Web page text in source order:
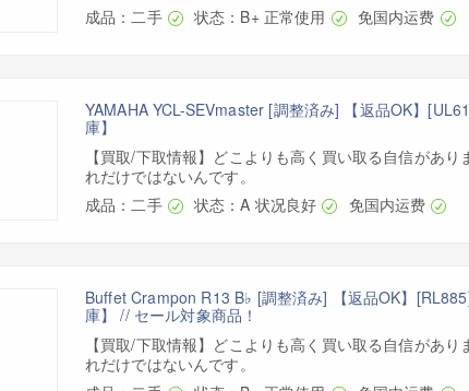
成品：二手
状态：B+ 正常使用 免国内运费
YAMAHA YCL-SEVmaster [調整済み] 【返品OK】
庫】
【買取/下取情報】どこよりも高く買い取る自信があり
れだけではないんです。
成品：二手
状态：A 状况良好 免国内运费
Buffet Crampon R13 B♭ [調整済み] 【返品OK】
庫】 // セール対象商品！
【買取/下取情報】どこよりも高く買い取る自信があり
れだけではないんです。